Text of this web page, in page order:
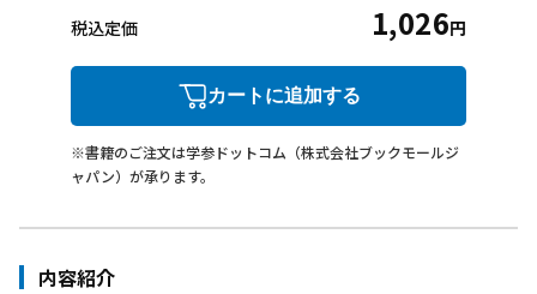
税込定価 1,026円
カートに追加する
※書籍のご注文は学参ドットコム（株式会社ブックモールジ
ャパン）が承ります。
内容紹介